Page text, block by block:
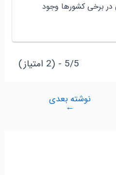
در برخی کشورها وجود
5/5 - (2 امتیاز)
نوشته بعدی
←